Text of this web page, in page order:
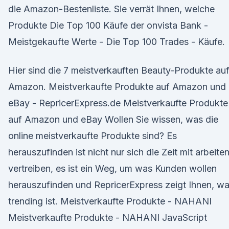
die Amazon-Bestenliste. Sie verrät Ihnen, welche
Produkte Die Top 100 Käufe der onvista Bank -
Meistgekaufte Werte - Die Top 100 Trades - Käufe.
Hier sind die 7 meistverkauften Beauty-Produkte auf
Amazon. Meistverkaufte Produkte auf Amazon und
eBay - RepricerExpress.de Meistverkaufte Produkte
auf Amazon und eBay Wollen Sie wissen, was die
online meistverkaufte Produkte sind? Es
herauszufinden ist nicht nur sich die Zeit mit arbeiten
vertreiben, es ist ein Weg, um was Kunden wollen
herauszufinden und RepricerExpress zeigt Ihnen,
trending ist. Meistverkaufte Produkte - NAHANI
Meistverkaufte Produkte - NAHANI JavaScript